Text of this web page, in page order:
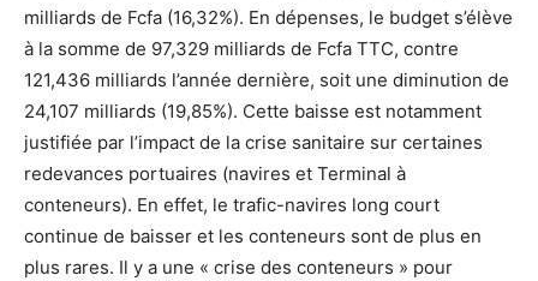
milliards de Fcfa (16,32%). En dépenses, le budget s’élève
à la somme de 97,329 milliards de Fcfa TTC, contre
121,436 milliards l’année dernière, soit une diminution de
24,107 milliards (19,85%). Cette baisse est notamment
justifiée par l’impact de la crise sanitaire sur certaines
redevances portuaires (navires et Terminal à
conteneurs). En effet, le trafic-navires long court
continue de baisser et les conteneurs sont de plus en
plus rares. Il y a une « crise des conteneurs » pour